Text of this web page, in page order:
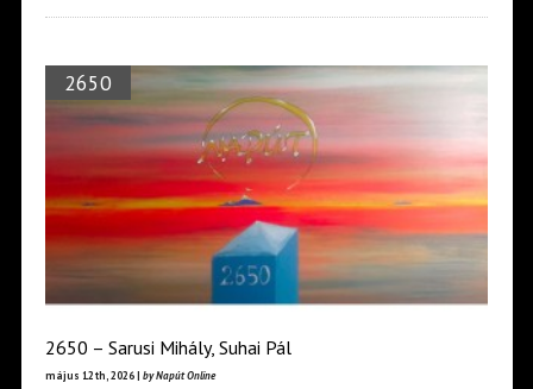
2650
2650 – Sarusi Mihály, Suhai Pál
május 12th, 2026 | by Napút Online